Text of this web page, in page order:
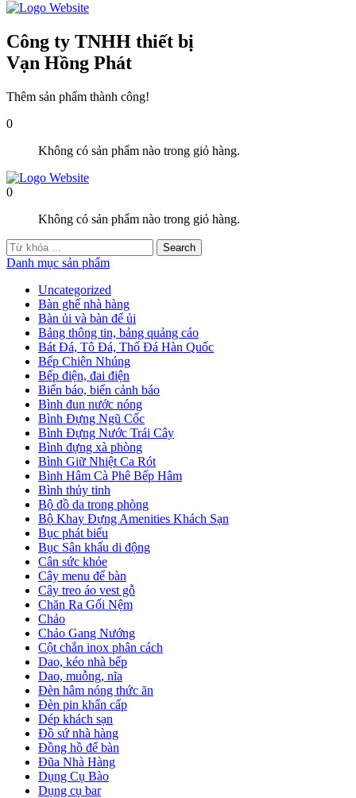
Công ty TNHH thiết bị
Vạn Hồng Phát
Thêm sản phẩm thành công!
0
Không có sản phẩm nào trong giỏ hàng.
0
Không có sản phẩm nào trong giỏ hàng.
Danh mục sản phẩm
Uncategorized
Bàn ghế nhà hàng
Bàn ủi và bàn để ủi
Bảng thông tin, bảng quảng cáo
Bát Đá, Tô Đá, Thố Đá Hàn Quốc
Bếp Chiên Nhúng
Bếp điện, đai điện
Biển báo, biển cảnh báo
Bình đun nước nóng
Bình Đựng Ngũ Cốc
Bình Đựng Nước Trái Cây
Bình đựng xà phòng
Bình Giữ Nhiệt Ca Rót
Bình Hâm Cà Phê Bếp Hâm
Bình thủy tinh
Bộ đồ da trong phòng
Bộ Khay Đựng Amenities Khách Sạn
Bục phát biểu
Bục Sân khấu di động
Cân sức khỏe
Cây menu để bàn
Cây treo áo vest gỗ
Chăn Ra Gối Nệm
Chảo
Chảo Gang Nướng
Cột chắn inox phân cách
Dao, kéo nhà bếp
Dao, muỗng, nĩa
Đèn hâm nóng thức ăn
Đèn pin khẩn cấp
Dép khách sạn
Đồ sứ nhà hàng
Đồng hồ để bàn
Đũa Nhà Hàng
Dụng Cụ Bào
Dụng cụ bar